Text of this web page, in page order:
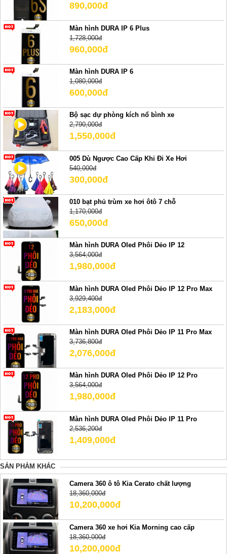
890,000đ
Màn hình DURA IP 6 Plus
1,728,000đ
960,000đ
Màn hình DURA IP 6
1,080,000đ
600,000đ
Bộ sạc dự phòng kích nổ bình xe
2,790,000đ
1,550,000đ
005 Dù Ngược Cao Cấp Khi Đi Xe Hơi
540,000đ
300,000đ
010 bạt phủ trùm xe hơi ôtô 7 chỗ
1,170,000đ
650,000đ
Màn hình DURA Oled Phôi Dẻo IP 12
3,564,000đ
1,980,000đ
Màn hình DURA Oled Phôi Dẻo IP 12 Pro Max
3,929,400đ
2,183,000đ
Màn hình DURA Oled Phôi Dẻo IP 11 Pro Max
3,736,800đ
2,076,000đ
Màn hình DURA Oled Phôi Dẻo IP 12 Pro
3,564,000đ
1,980,000đ
Màn hình DURA Oled Phôi Dẻo IP 11 Pro
2,536,200đ
1,409,000đ
SẢN PHẢM KHÁC
Camera 360 ô tô Kia Cerato chất lượng
18,360,000đ
10,200,000đ
Camera 360 xe hơi Kia Morning cao cấp
18,360,000đ
10,200,000đ